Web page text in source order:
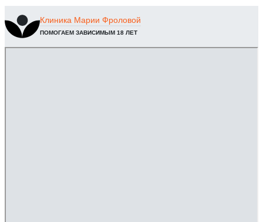
Клиника Марии Фроловой
ПОМОГАЕМ ЗАВИСИМЫМ 18 ЛЕТ